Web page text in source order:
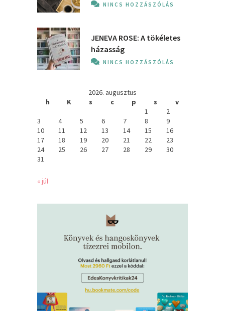
NINCS HOZZÁSZÓLÁS
JENEVA ROSE: A ​tökéletes
házasság
NINCS HOZZÁSZÓLÁS
2026. augusztus
h
K s c p s
v
1
2
3
4 5 6 7 8
9
10
11 12 13 14 15
16
17
18 19 20 21 22
23
24
25 26 27 28 29
30
31
« júl